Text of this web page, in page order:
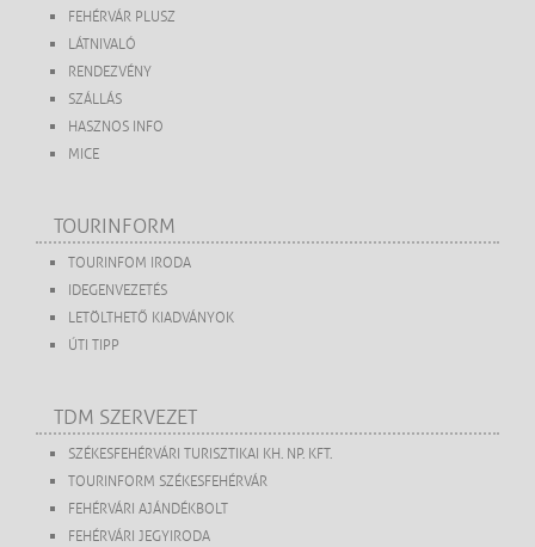
FEHÉRVÁR PLUSZ
LÁTNIVALÓ
RENDEZVÉNY
SZÁLLÁS
HASZNOS INFO
MICE
TOURINFORM
TOURINFOM IRODA
IDEGENVEZETÉS
LETÖLTHETŐ KIADVÁNYOK
ÚTI TIPP
TDM SZERVEZET
SZÉKESFEHÉRVÁRI TURISZTIKAI KH. NP. KFT.
TOURINFORM SZÉKESFEHÉRVÁR
FEHÉRVÁRI AJÁNDÉKBOLT
FEHÉRVÁRI JEGYIRODA